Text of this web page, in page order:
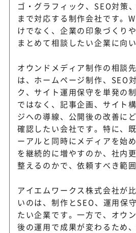
ゴ・グラフィック、SEO対策
まで対応する制作会社です。
けでなく、企業の印象づくり
まとめて相談したい企業に向
オウンドメディア制作の相談
は、ホームページ制作、SEO
ク、サイト運用保守を単発の
ではなく、記事企画、サイト
ジへの導線、公開後の改善に
確認したい会社です。特に、
ーアルと同時にメディアを始
を継続的に増やすのか、社内
整えるのかで、依頼すべき範
アイエムワークス株式会社が
いのは、制作とSEO、運用保
たい企業です。一方で、オウ
後の運用で成果が変わるため